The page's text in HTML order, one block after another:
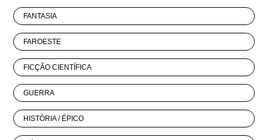
FANTASIA
FAROESTE
FICÇÃO CIENTÍFICA
GUERRA
HISTÓRIA / ÉPICO